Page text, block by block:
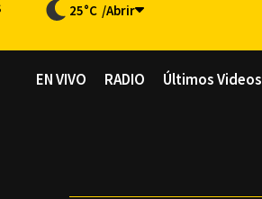
25°C
EN VIVO RADIO Últimos Videos